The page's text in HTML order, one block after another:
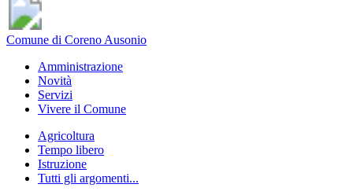
Comune di Coreno Ausonio
Amministrazione
Novità
Servizi
Vivere il Comune
Agricoltura
Tempo libero
Istruzione
Tutti gli argomenti...